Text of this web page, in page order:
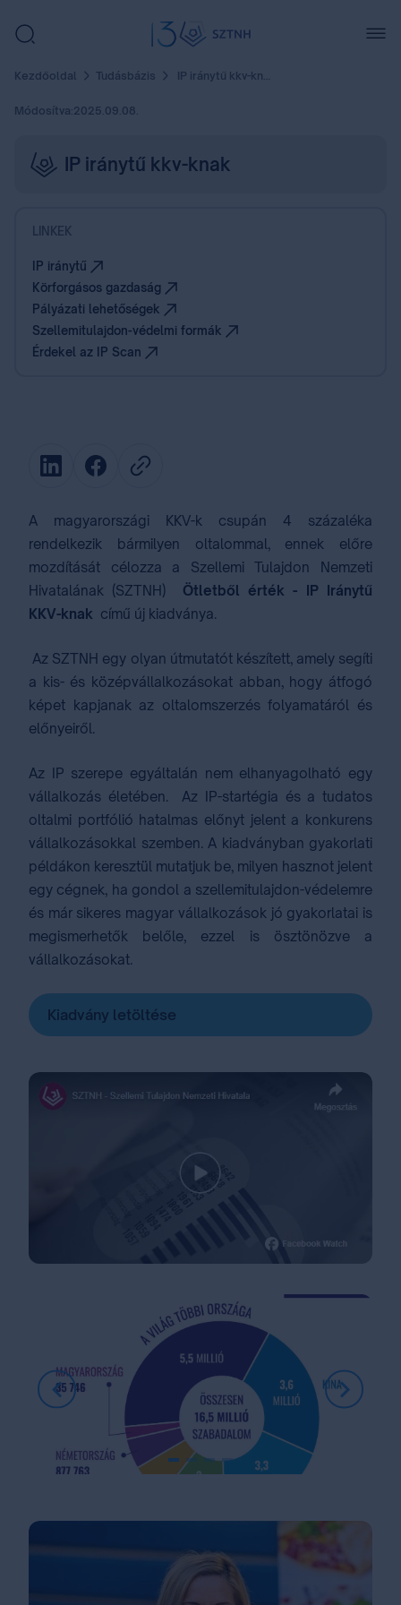
Kezdőoldal Tudásbázis IP iránytű kkv-knak
Módosítva:2025.09.08.
IP iránytű kkv-knak
LINKEK
IP iránytű
Körforgásos gazdaság
Pályázati lehetőségek
Szellemitulajdon-védelmi formák
Érdekel az IP Scan
A magyarországi KKV-k csupán 4 százaléka
rendelkezik bármilyen oltalommal, ennek előre
mozdítását célozza a Szellemi Tulajdon Nemzeti
Hivatalának (SZTNH)
Ötletből érték - IP Iránytű
KKV-knak című új kiadványa.
Az SZTNH egy olyan útmutatót készített, amely segíti
a kis- és középvállalkozásokat abban, hogy átfogó
képet kapjanak az oltalomszerzés folyamatáról és
előnyeiről.
Az IP szerepe egyáltalán nem elhanyagolható egy
vállalkozás életében. Az IP-startégia és a tudatos
oltalmi portfólió hatalmas előnyt jelent a konkurens
vállalkozásokkal szemben. A kiadványban gyakorlati
példákon keresztül mutatjuk be, milyen hasznot jelent
egy cégnek, ha gondol a szellemitulajdon-védelemre
és már sikeres magyar vállalkozások jó gyakorlatai is
megismerhetők belőle, ezzel is ösztönözve a
vállalkozásokat.
Kiadvány letöltése
of